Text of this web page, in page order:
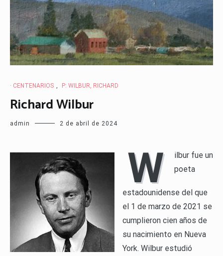
· CENTENARIOS , P: WILBUR, RICHARD
Richard Wilbur
admin 2 de abril de 2024
W
ilbur fue un
poeta
estadounidense del que
el 1 de marzo de 2021 se
cumplieron cien años de
su nacimiento en Nueva
York. Wilbur estudió